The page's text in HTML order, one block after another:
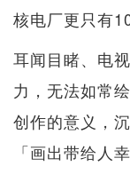
核电厂更只有
耳闻目睹、电
力，无法如常
创作的意义，
「画出带给人